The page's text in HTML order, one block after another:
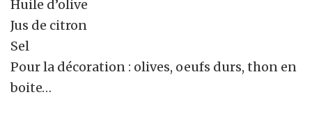
Huile d’olive
Jus de citron
Sel
Pour la décoration : olives, oeufs durs, thon en
boite…